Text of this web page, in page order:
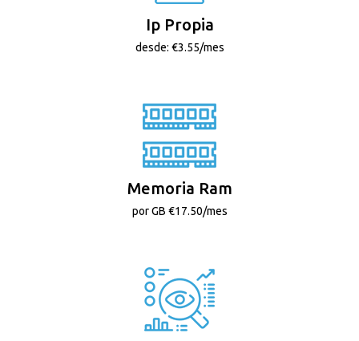
Ip Propia
desde: €3.55/mes
Memoria Ram
por GB €17.50/mes